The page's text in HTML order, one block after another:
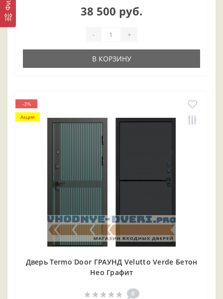
38 500 руб.
- +
В КОРЗИНУ
-3%
Акция
Дверь Termo Door ГРАУНД Velutto Verde Бетон
Нео Графит
0